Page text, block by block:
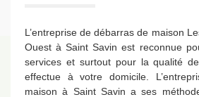
L’entreprise de débarras de maison
Ouest à Saint Savin est reconnue
services et surtout pour la qualité
effectue à votre domicile.
maison à Saint Savin a ses